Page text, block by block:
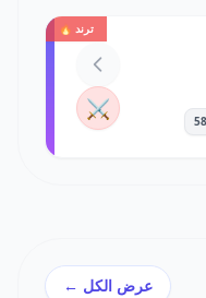
ترند 🔥
⚔️
عرض الكل ←